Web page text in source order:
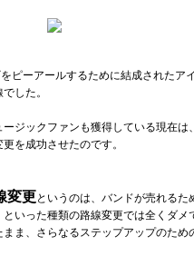
ピーアールするために結成された
した。
ージックファンも獲得している現在
を成功させたのです。
変更というのは、バンドが売れる
といった種類の路線変更では全くダ
ま、さらなるステップアップのため